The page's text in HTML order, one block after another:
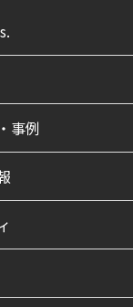
事例